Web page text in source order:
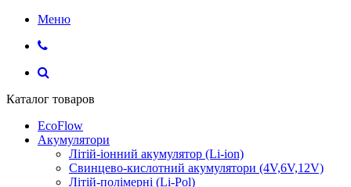
Меню
Каталог товаров
EcoFlow
Акумулятори
Літій-іонний акумулятор (Li-ion)
Свинцево-кислотний акумулятори (4V,6V,12V)
Літій-полімерні (Li-Pol)